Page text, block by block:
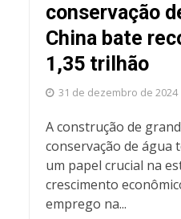
conservação
China bate
1,35 trilhão
31 de dezembro de 2024
A construção de
conservação de água
um papel crucial na
crescimento
emprego na...